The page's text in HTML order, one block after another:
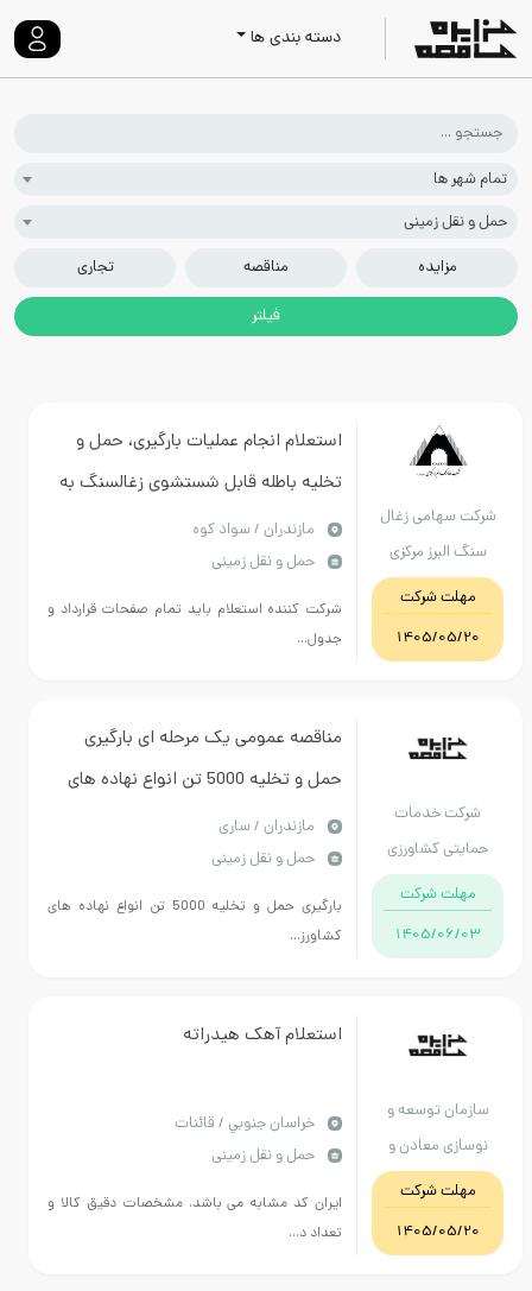
دسته بندی ها
تمام شهر ها
حمل و نقل زمینی
مزایده
مناقصه تجاری
شرکت سهامی زغال
سنگ البرز مرکزی
مهلت شرکت
1405/05/20
استعلام انجام عملیات بارگیری، حمل و
تخلیه باطله قابل شستشوی زغالسنگ به
میزان 15 هزار تن طبق شرایط ذکر شده در
فایل مدرک پیوست
مازندران / سواد کوه
حمل و نقل زمینی
شرکت کننده استعلام باید تمام صفحات قرارداد و
جدول...
شرکت خدمات
حمایتی کشاورزی
استان مازندران
مهلت شرکت
1405/06/03
مناقصه عمومی یک مرحله ای بارگیری
حمل و تخلیه 5000 تن انواع نهاده های
کشاورزی از انبار سازمانی قراخیل و
قائمشهر
مازندران / ساری
حمل و نقل زمینی
بارگیری حمل و تخلیه 5000 تن انواع نهاده های
کشاورز...
سازمان توسعه و
نوسازی معادن و
صنایع معدنی ایران
مهلت شرکت
1405/05/20
استعلام آهک هیدراته
خراسان جنوبي / قائنات
حمل و نقل زمینی
ایران کد مشابه می باشد. مشخصات دقیق کالا و
تعداد د...